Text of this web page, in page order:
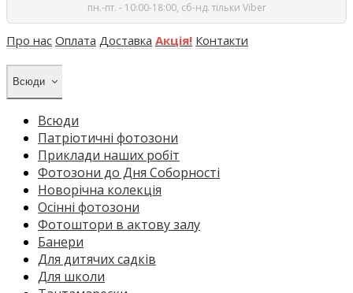
пн.-пт. - 10:00-18:00, сб-нд. тільки Viber
Про нас Оплата Доставка Акція! Контакти
Всюди
Всюди
Патріотичні фотозони
Приклади наших робіт
Фотозони до Дня Соборності
Новорічна колекція
Осінні фотозони
Фотоштори в актову залу
Банери
Для дитячих садків
Для школи